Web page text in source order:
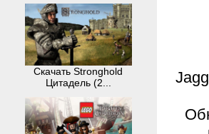
Скачать Stronghold
Цитадель (2...